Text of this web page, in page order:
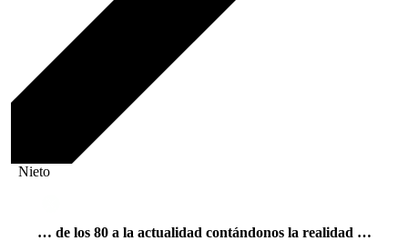
Nieto
… de los 80 a la actualidad contándonos la realidad …